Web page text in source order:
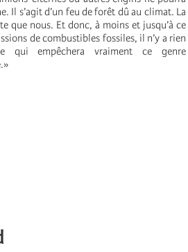
Il s’agit d’un feu de forêt dû au climat. La
que nous. Et donc, à moins et jusqu’à ce
de combustibles fossiles, il n’y a rien
qui empêchera vraiment ce genre